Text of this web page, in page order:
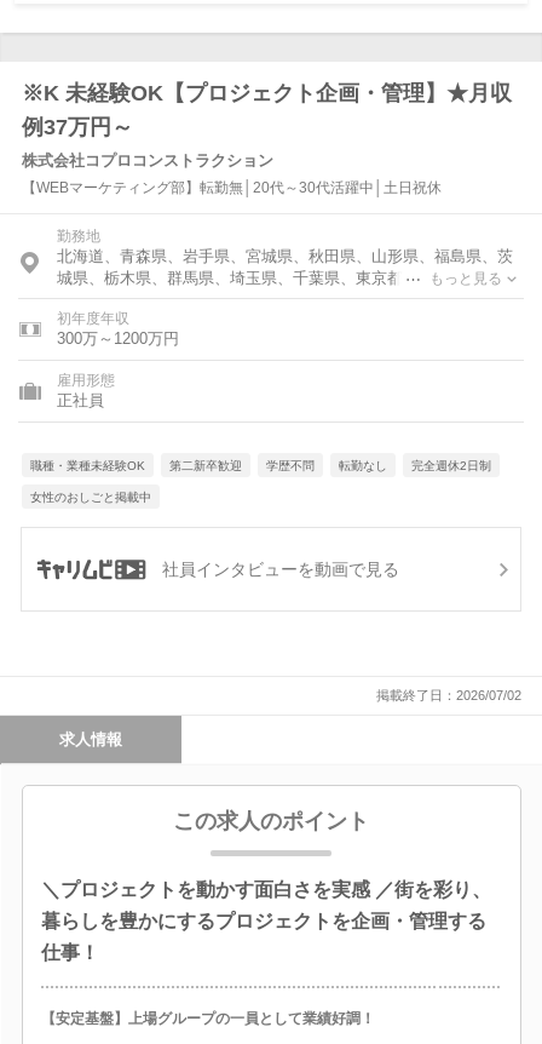
※K 未経験OK【プロジェクト企画・管理】★月収
例37万円～
株式会社コプロコンストラクション
【WEBマーケティング部】転勤無│20代～30代活躍中│土日祝休
勤務地
北海道、青森県、岩手県、宮城県、秋田県、山形県、福島県、茨
城県、栃木県、群馬県、埼玉県、千葉県、東京都、神奈川県、富
山県、石川県、福井県、新潟県、山梨県、長野県、岐阜県、静岡
県、愛知県、三重県、滋賀県、京都府、大阪府、兵庫県、奈良
県、和歌山県、鳥取県、島根県、岡山県、広島県、山口県、徳島
県、香川県、愛媛県、高知県、福岡県、佐賀県、長崎県、熊本
県、大分県、宮崎県、鹿児島県、沖縄県
もっと見る
初年度年収
300万～1200万円
雇用形態
正社員
職種・業種未経験OK 第二新卒歓迎 学歴不問 転勤なし 完全週休2日制
女性のおしごと掲載中
社員インタビューを動画で見る
掲載終了日：2026/07/02
求人情報
この求人のポイント
＼プロジェクトを動かす面白さを実感 ／街を彩り、
暮らしを豊かにするプロジェクトを企画・管理する
仕事！
【安定基盤】上場グループの一員として業績好調！